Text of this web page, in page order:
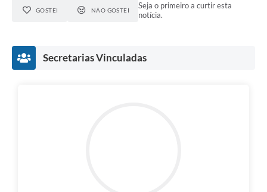
GOSTEI NÃO GOSTEI
Seja o primeiro a curtir esta
notícia.
Secretarias Vinculadas